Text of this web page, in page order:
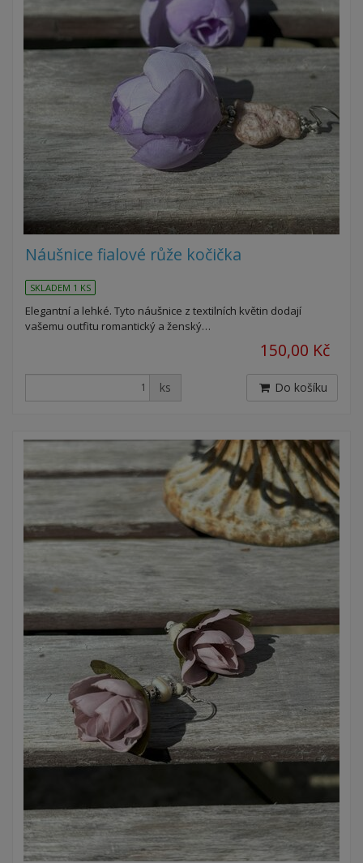
Náušnice fialové růže kočička
SKLADEM 1 KS
Elegantní a lehké. Tyto náušnice z textilních květin dodají
vašemu outfitu romantický a ženský…
150,00 Kč
ks Do košíku